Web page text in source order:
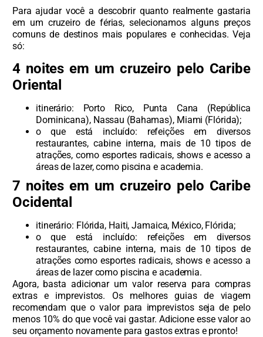
Para ajudar você a descobrir quanto realmente gastaria
em um cruzeiro de férias, selecionamos alguns preços
comuns de destinos mais populares e conhecidas. Veja
só:
4 noites em um cruzeiro pelo Caribe
Oriental
itinerário: Porto Rico, Punta Cana (República
Dominicana), Nassau (Bahamas), Miami (Flórida);
o que está incluído: refeições em diversos
restaurantes, cabine interna, mais de 10 tipos de
atrações, como esportes radicais, shows e acesso a
áreas de lazer, como piscina e academia.
7 noites em um cruzeiro pelo Caribe
Ocidental
itinerário: Flórida, Haiti, Jamaica, México, Flórida;
o que está incluído: refeições em diversos
restaurantes, cabine interna, mais de 10 tipos de
atrações como esportes radicais, shows e acesso a
áreas de lazer como piscina e academia.
Agora, basta adicionar um valor reserva para compras
extras e imprevistos. Os melhores guias de viagem
recomendam que o valor para imprevistos seja de pelo
menos 10% do que você vai gastar. Adicione esse valor ao
seu orçamento novamente para gastos extras e pronto!